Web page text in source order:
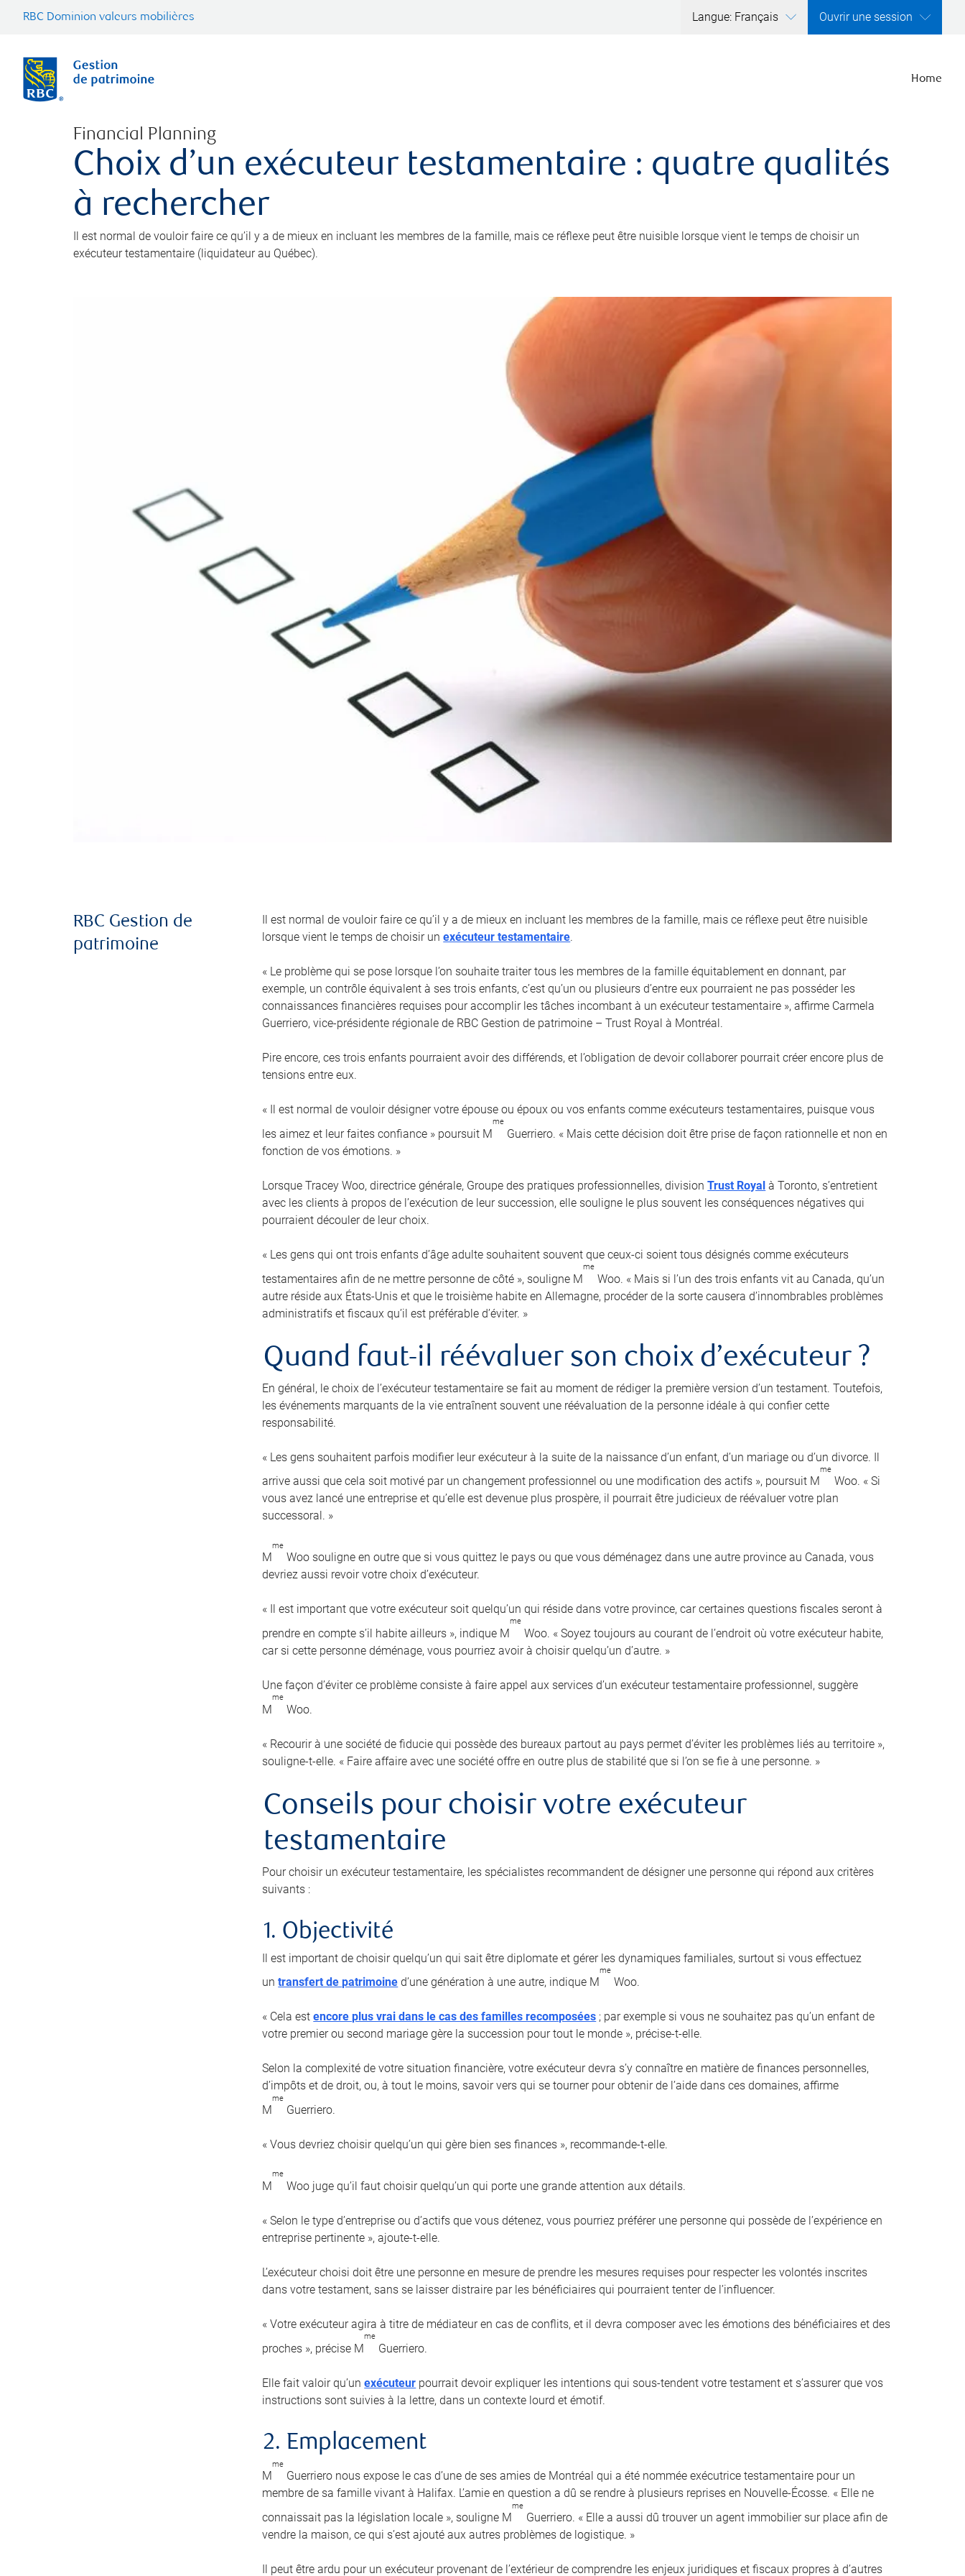
RBC Dominion valeurs mobilières Langue: Français Ouvrir une session
Home
Financial Planning
Choix d’un exécuteur testamentaire : quatre qualités
à rechercher
Il est normal de vouloir faire ce qu’il y a de mieux en incluant les membres de la famille, mais ce réflexe peut être nuisible lorsque vient le temps de choisir un
exécuteur testamentaire (liquidateur au Québec).
RBC Gestion de
patrimoine
Il est normal de vouloir faire ce qu’il y a de mieux en incluant les membres de la famille, mais ce réflexe peut être nuisible
lorsque vient le temps de choisir unexécuteur testamentaire.
« Le problème qui se pose lorsque l’on souhaite traiter tous les membres de la famille équitablement en donnant, par
exemple, un contrôle équivalent à ses trois enfants, c’est qu’un ou plusieurs d’entre eux pourraient ne pas posséder les
connaissances financières requises pour accomplir les tâches incombant à un exécuteur testamentaire », affirme Carmela
Guerriero, vice-présidente régionale de RBC Gestion de patrimoine – Trust Royal à Montréal.
Pire encore, ces trois enfants pourraient avoir des différends, et l’obligation de devoir collaborer pourrait créer encore plus de
tensions entre eux.
« Il est normal de vouloir désigner votre épouse ou époux ou vos enfants comme exécuteurs testamentaires, puisque vous
les aimez et leur faites confiance » poursuit M
me
Guerriero. « Mais cette décision doit être prise de façon rationnelle et non en
fonction de vos émotions. »
Lorsque Tracey Woo, directrice générale, Groupe des pratiques professionnelles, divisionTrust Royal à Toronto, s’entretient
avec les clients à propos de l’exécution de leur succession, elle souligne le plus souvent les conséquences négatives qui
pourraient découler de leur choix.
« Les gens qui ont trois enfants d’âge adulte souhaitent souvent que ceux-ci soient tous désignés comme exécuteurs
testamentaires afin de ne mettre personne de côté », souligne M
me
Woo. « Mais si l’un des trois enfants vit au Canada, qu’un
autre réside aux États-Unis et que le troisième habite en Allemagne, procéder de la sorte causera d’innombrables problèmes
administratifs et fiscaux qu’il est préférable d’éviter. »
Quand faut-il réévaluer son choix d’exécuteur ?
En général, le choix de l’exécuteur testamentaire se fait au moment de rédiger la première version d’un testament. Toutefois,
les événements marquants de la vie entraînent souvent une réévaluation de la personne idéale à qui confier cette
responsabilité.
« Les gens souhaitent parfois modifier leur exécuteur à la suite de la naissance d’un enfant, d’un mariage ou d’un divorce. Il
arrive aussi que cela soit motivé par un changement professionnel ou une modification des actifs », poursuit M
me
Woo. « Si
vous avez lancé une entreprise et qu’elle est devenue plus prospère, il pourrait être judicieux de réévaluer votre plan
successoral. »
M
me
Woo souligne en outre que si vous quittez le pays ou que vous déménagez dans une autre province au Canada, vous
devriez aussi revoir votre choix d’exécuteur.
« Il est important que votre exécuteur soit quelqu’un qui réside dans votre province, car certaines questions fiscales seront à
prendre en compte s’il habite ailleurs », indique M
me
Woo. « Soyez toujours au courant de l’endroit où votre exécuteur habite,
car si cette personne déménage, vous pourriez avoir à choisir quelqu’un d’autre. »
Une façon d’éviter ce problème consiste à faire appel aux services d’un exécuteur testamentaire professionnel, suggère
M
me
Woo.
« Recourir à une société de fiducie qui possède des bureaux partout au pays permet d’éviter les problèmes liés au territoire »,
souligne-t-elle. « Faire affaire avec une société offre en outre plus de stabilité que si l’on se fie à une personne. »
Conseils pour choisir votre exécuteur
testamentaire
Pour choisir un exécuteur testamentaire, les spécialistes recommandent de désigner une personne qui répond aux critères
suivants :
1. Objectivité
Il est important de choisir quelqu’un qui sait être diplomate et gérer les dynamiques familiales, surtout si vous effectuez
untransfert de patrimoine d’une génération à une autre, indique M
me
Woo.
« Cela estencore plus vrai dans le cas des familles recomposées ; par exemple si vous ne souhaitez pas qu’un enfant de
votre premier ou second mariage gère la succession pour tout le monde », précise-t-elle.
Selon la complexité de votre situation financière, votre exécuteur devra s’y connaître en matière de finances personnelles,
d’impôts et de droit, ou, à tout le moins, savoir vers qui se tourner pour obtenir de l’aide dans ces domaines, affirme
M
me
Guerriero.
« Vous devriez choisir quelqu’un qui gère bien ses finances », recommande-t-elle.
M
me
Woo juge qu’il faut choisir quelqu’un qui porte une grande attention aux détails.
« Selon le type d’entreprise ou d’actifs que vous détenez, vous pourriez préférer une personne qui possède de l’expérience en
entreprise pertinente », ajoute-t-elle.
L’exécuteur choisi doit être une personne en mesure de prendre les mesures requises pour respecter les volontés inscrites
dans votre testament, sans se laisser distraire par les bénéficiaires qui pourraient tenter de l’influencer.
« Votre exécuteur agira à titre de médiateur en cas de conflits, et il devra composer avec les émotions des bénéficiaires et des
proches », précise M
me
Guerriero.
Elle fait valoir qu’unexécuteur pourrait devoir expliquer les intentions qui sous-tendent votre testament et s’assurer que vos
instructions sont suivies à la lettre, dans un contexte lourd et émotif.
2. Emplacement
M
me
Guerriero nous expose le cas d’une de ses amies de Montréal qui a été nommée exécutrice testamentaire pour un
membre de sa famille vivant à Halifax. L’amie en question a dû se rendre à plusieurs reprises en Nouvelle-Écosse. « Elle ne
connaissait pas la législation locale », souligne M
me
Guerriero. « Elle a aussi dû trouver un agent immobilier sur place afin de
vendre la maison, ce qui s’est ajouté aux autres problèmes de logistique. »
Il peut être ardu pour un exécuteur provenant de l’extérieur de comprendre les enjeux juridiques et fiscaux propres à d’autres